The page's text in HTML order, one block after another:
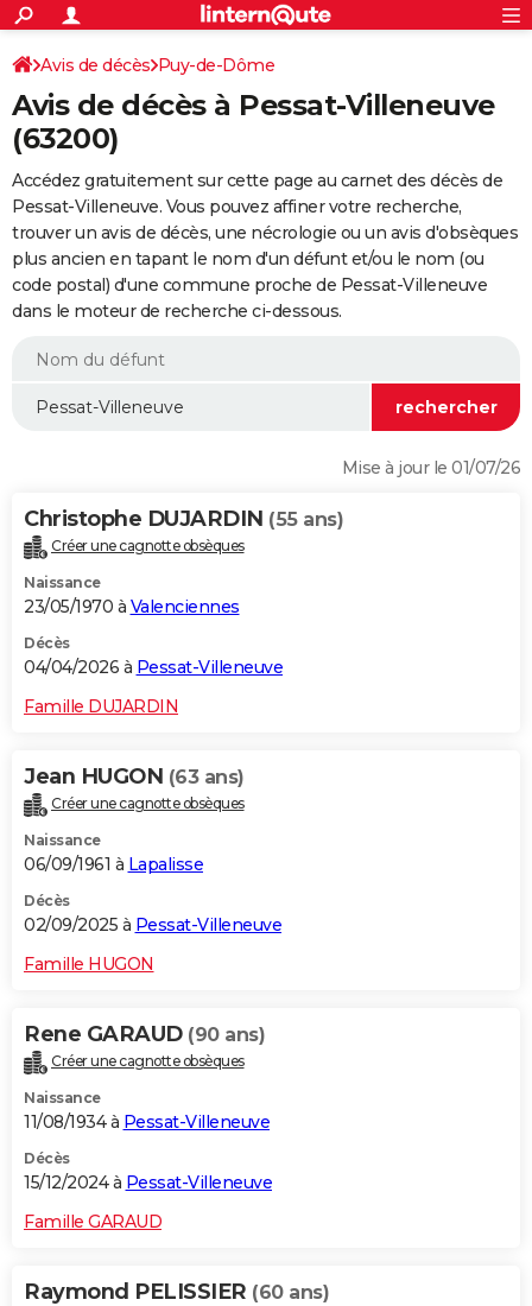
ACTUALITÉS
Politique
Société
Faits Divers
Education
Monde
Villes
+
SPORT
Coupe du monde 2026
Football
Tennis
Cyclisme
Rugby
Forum
FINANCE
Retraite
Impôts
Epargne
Immobilier
Risques naturels par ville
Banque
Assurance
Crédit
Essais
Réserver un essai
Citadines
Berlines
SUV
Forum auto
+
HIGH-TECH
Mobiles
Meilleur smartphone
Internet
Ordinateurs
Jeux vidéo
Guide high-tech
+
BRICOLAGE
Forum
Aménagement intérieur
Extérieur
Cuisine
Salle de bains
Jardinage
Rangement
WEEK-END
Guides de France
Escapades
Patrimoine
Expositions
Musées
Week-end nature
LIFESTYLE
Alimentation
Guide de la santé
Maladies
Médicaments
Sommeil
VOYAGE
Destinations
City break
Voyage nature
Voyage de noces
Forum
Climat
+PHOTO
GUIDES D'ACHAT
BONS PLANS
CARTE DE VOEUX
Dictionnaire
Biographies
Citations
Expressions
Proverbes
PROGRAMME TV
COPAINS D'AVANT
S'inscrire
Se connecter
Lycées
Collèges
Primaires
Universités
Entreprises
Service militaire
Avis de recherche
AVIS DE DÉCÈS
S'inscrire
Connexion
Avis de décès Puy-de-Dôme
Avis de décès à Pessat-Villeneuve
(63200)
Accédez gratuitement sur cette page au carnet des décès de
Pessat-Villeneuve. Vous pouvez affiner votre recherche,
trouver un avis de décès, une nécrologie ou un avis d'obsèques
plus ancien en tapant le nom d'un défunt et/ou le nom (ou
code postal) d'une commune proche de Pessat-Villeneuve
dans le moteur de recherche ci-dessous.
Mise à jour le 01/07/26
Christophe DUJARDIN (55 ans)
Créer une cagnotte obsèques
Naissance
23/05/1970 à Valenciennes
Décès
04/04/2026 à Pessat-Villeneuve
Famille DUJARDIN
Jean HUGON (63 ans)
Créer une cagnotte obsèques
Naissance
06/09/1961 à Lapalisse
Décès
02/09/2025 à Pessat-Villeneuve
Famille HUGON
Rene GARAUD (90 ans)
Créer une cagnotte obsèques
Naissance
11/08/1934 à Pessat-Villeneuve
Décès
15/12/2024 à Pessat-Villeneuve
Famille GARAUD
Raymond PELISSIER (60 ans)